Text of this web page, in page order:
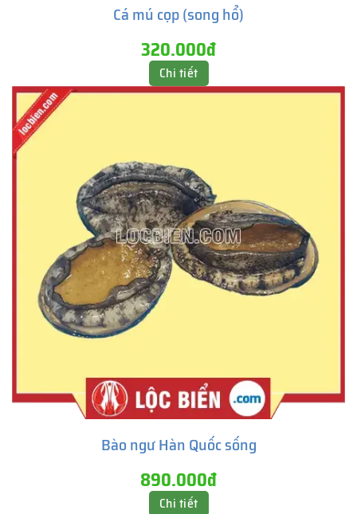
Cá mú cọp (song hổ)
320.000đ
Chi tiết
Bào ngư Hàn Quốc sống
890.000đ
Chi tiết